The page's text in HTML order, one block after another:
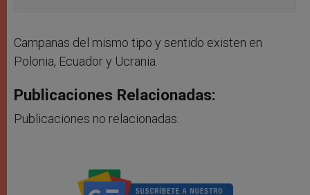
Campanas del mismo tipo y sentido existen en
Polonia, Ecuador y Ucrania.
Publicaciones Relacionadas:
Publicaciones no relacionadas.